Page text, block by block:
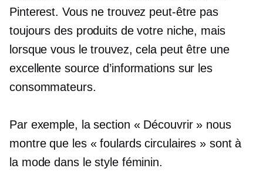
Pinterest. Vous ne trouvez peut-être pas
toujours des produits de votre niche, mais
lorsque vous le trouvez, cela peut être une
excellente source d’informations sur les
consommateurs.
Par exemple, la section « Découvrir » nous
montre que les « foulards circulaires » sont à
la mode dans le style féminin.